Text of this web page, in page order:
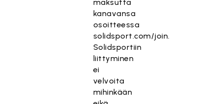
maksutta
kanavansa
osoitteessa
solidsport.com/join.
Solidsportiin
liittyminen
ei
velvoita
mihinkään